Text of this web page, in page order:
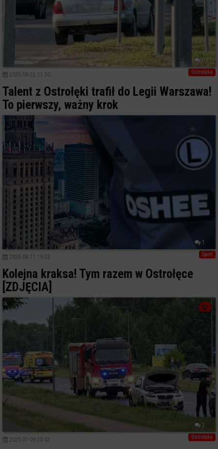
0
Ostrołęka
2025-08-22 11:30
Talent z Ostrołęki trafił do Legii Warszawa!
To pierwszy, ważny krok
1
Sport
2025-08-11 19:53
Kolejna kraksa! Tym razem w Ostrołęce
[ZDJĘCIA]
2
Ostrołęka
2025-07-09 20:42